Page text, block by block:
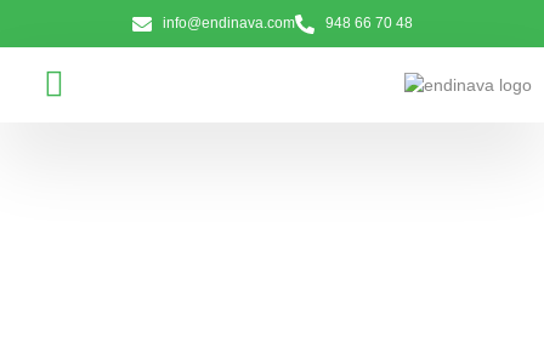
info@endinava.com 948 66 70 48